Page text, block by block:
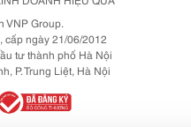
VNP Group.
cấp ngày 21/06/2012
tư thành phố Hà Nội
P. Trung Liệt, Hà Nội